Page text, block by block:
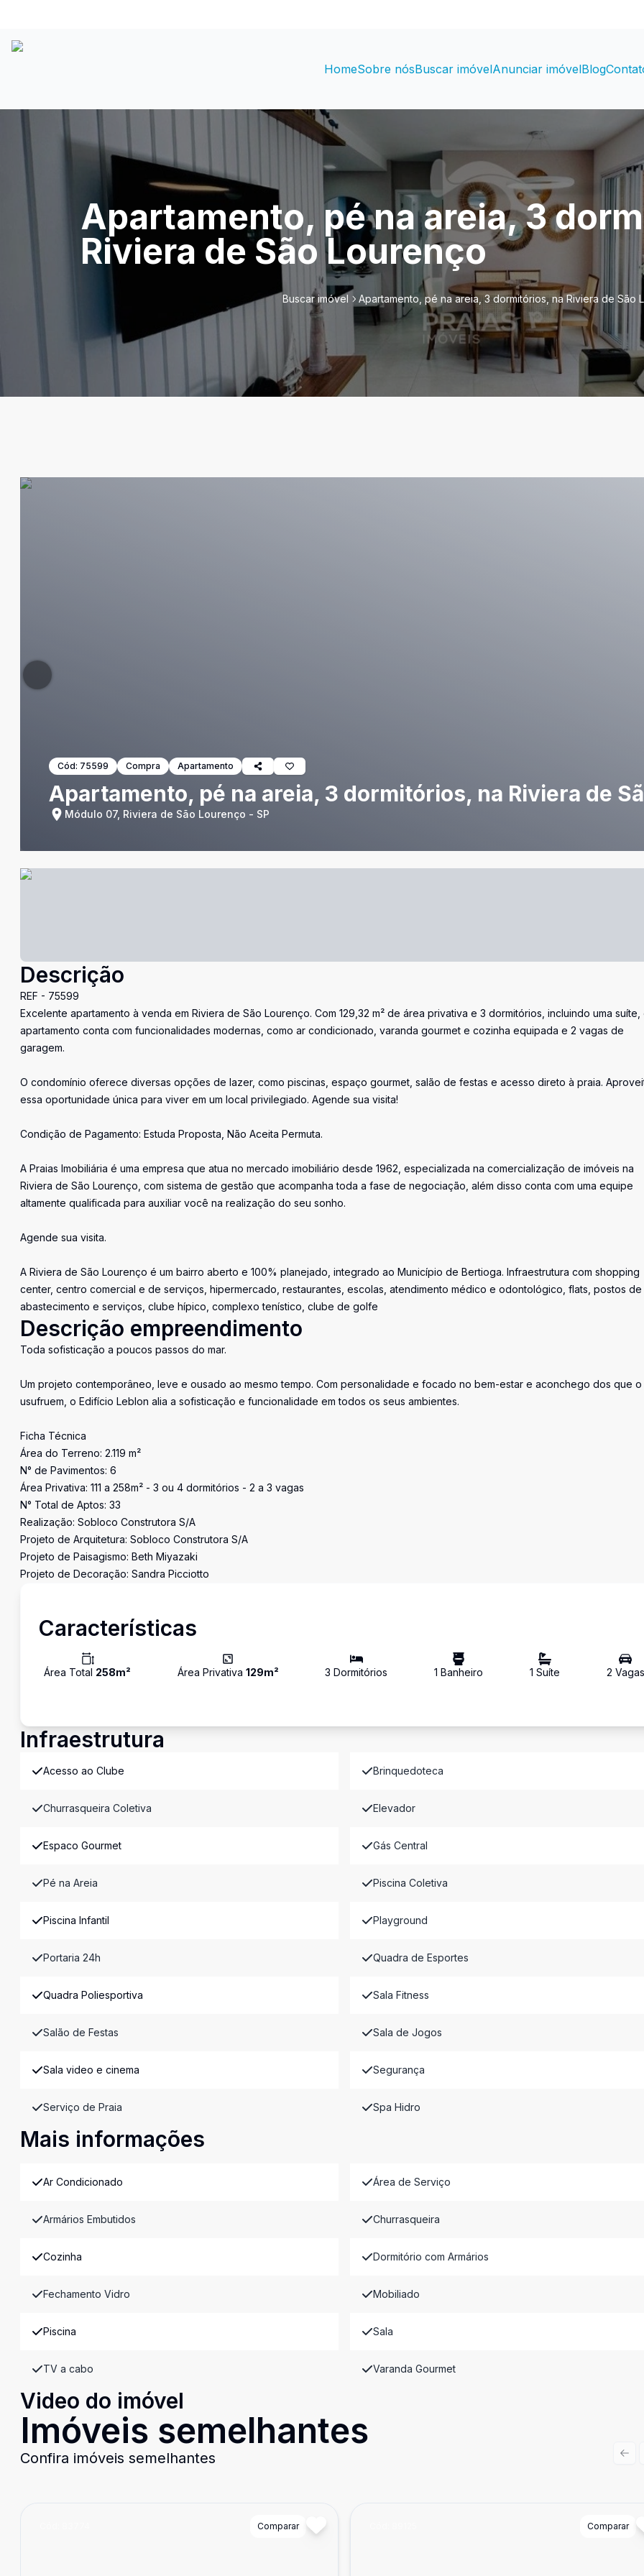
HomeSobre nósBuscar imóvelAnunciar imóvelBlog
Apartamento, pé na areia, 3
Riviera de São Lourenço
Buscar imóvel Apartamento, pé na areia, 3 dormitórios, na Riviera de São
Cód: 75599 Compra Apartamento
Apartamento, pé na areia, 3 dormitórios, na Riviera de
Módulo 07, Riviera de São Lourenço - SP
Descrição
REF - 75599
Excelente apartamento à venda em Riviera de São Lourenço. Com 129,32 m² de área privativa e 3 dormitórios, incluindo uma suíte,
apartamento conta com funcionalidades modernas, como ar condicionado, varanda gourmet e cozinha equipada e 2 vagas de
garagem.
O condomínio oferece diversas opções de lazer, como piscinas, espaço gourmet, salão de festas e acesso direto à praia.
essa oportunidade única para viver em um local privilegiado. Agende sua visita!
Condição de Pagamento: Estuda Proposta, Não Aceita Permuta.
A Praias Imobiliária é uma empresa que atua no mercado imobiliário desde 1962, especializada na comercialização de imóveis na
Riviera de São Lourenço, com sistema de gestão que acompanha toda a fase de negociação, além disso conta com uma equipe
altamente qualificada para auxiliar você na realização do seu sonho.
Agende sua visita.
A Riviera de São Lourenço é um bairro aberto e 100% planejado, integrado ao Município de Bertioga. Infraestrutura com shopping
center, centro comercial e de serviços, hipermercado, restaurantes, escolas, atendimento médico e odontológico, flats, postos de
abastecimento e serviços, clube hípico, complexo tenístico, clube de golfe
Descrição empreendimento
Toda sofisticação a poucos passos do mar.
Um projeto contemporâneo, leve e ousado ao mesmo tempo. Com personalidade e focado no bem-estar e aconchego dos que o
usufruem, o Edifício Leblon alia a sofisticação e funcionalidade em todos os seus ambientes.
Ficha Técnica
Área do Terreno: 2.119 m²
N° de Pavimentos: 6
Área Privativa: 111 a 258m² - 3 ou 4 dormitórios - 2 a 3 vagas
N° Total de Aptos: 33
Realização: Sobloco Construtora S/A
Projeto de Arquitetura: Sobloco Construtora S/A
Projeto de Paisagismo: Beth Miyazaki
Projeto de Decoração: Sandra Picciotto
Características
Área Total 258m² Área Privativa 129m² 3 Dormitórios 1 Banheiro 1 Suíte 2 Vagas
Infraestrutura
Acesso ao Clube Brinquedoteca
Churrasqueira Coletiva Elevador
Espaco Gourmet Gás Central
Pé na Areia Piscina Coletiva
Piscina Infantil Playground
Portaria 24h Quadra de Esportes
Quadra Poliesportiva Sala Fitness
Salão de Festas Sala de Jogos
Sala video e cinema Segurança
Serviço de Praia Spa Hidro
Mais informações
Ar Condicionado Área de Serviço
Armários Embutidos Churrasqueira
Cozinha Dormitório com Armários
Fechamento Vidro Mobiliado
Piscina Sala
TV a cabo Varanda Gourmet
Video do imóvel
Imóveis semelhantes
Confira imóveis semelhantes
Comparar Comparar